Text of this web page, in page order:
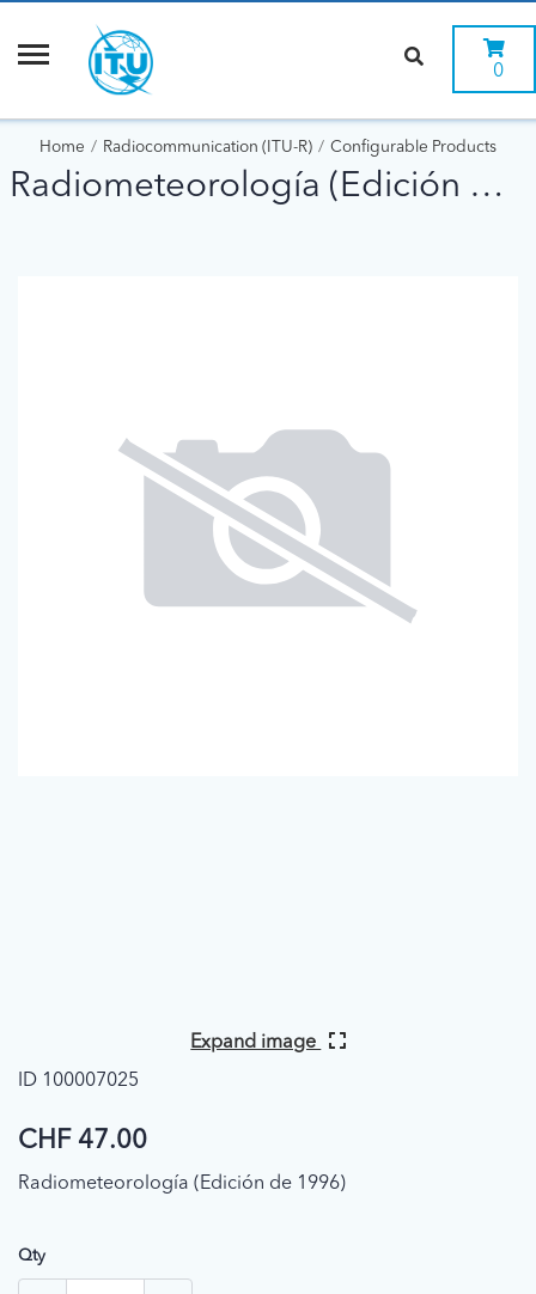
0
Home Radiocommunication (ITU-R) Configurable Products
Radiometeorología (Edición de 1996)
Expand image
ID 100007025
CHF 47.00
Radiometeorología (Edición de 1996)
Qty